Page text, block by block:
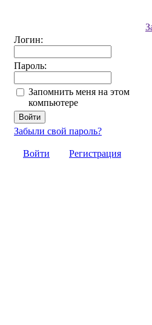
Логин:
Пароль:
Запомнить меня на этом
компьютере
Забыли свой пароль?
Войти Регистрация